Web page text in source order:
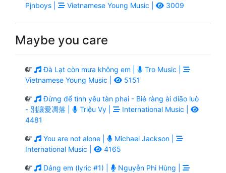
Pjnboys |
Vietnamese Young Music | 3009
Maybe you care
Đà Lạt còn mưa không em |
Tro Music |
Vietnamese Young Music |
5151
Đừng để tình yêu tàn phai - Bié ràng ài diāo luò
- 別讓愛凋落 |
Triệu Vy |
International Music |
4481
You are not alone |
Michael Jackson |
International Music |
4165
Dáng em (lyric #1) |
Nguyễn Phi Hùng |